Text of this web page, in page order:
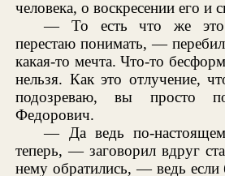
человека, о воскресении его и
— То есть что же это
перестаю понимать, —
какая-то мечта. Что-то
нельзя. Как это отлучение,
подозреваю, вы просто
Федорович.
— Да ведь по-
теперь, — заговорил вдруг
нему обратились, — ведь